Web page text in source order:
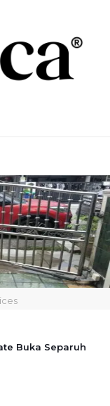
Buka Separuh